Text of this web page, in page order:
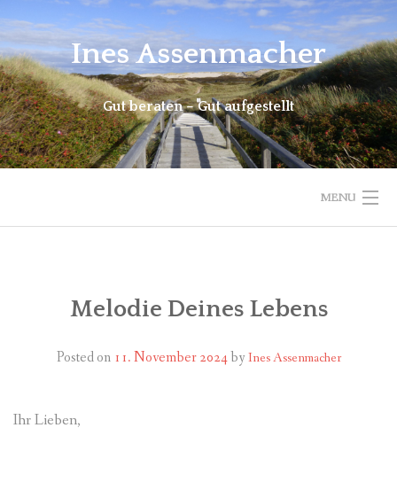
to
content
Ines Assenmacher
Gut beraten – Gut aufgestellt
MENU
BERATUNG
ÜBER MICH
Melodie Deines Lebens
Posted on 11. November 2024by Ines Assenmacher
Ihr Lieben,